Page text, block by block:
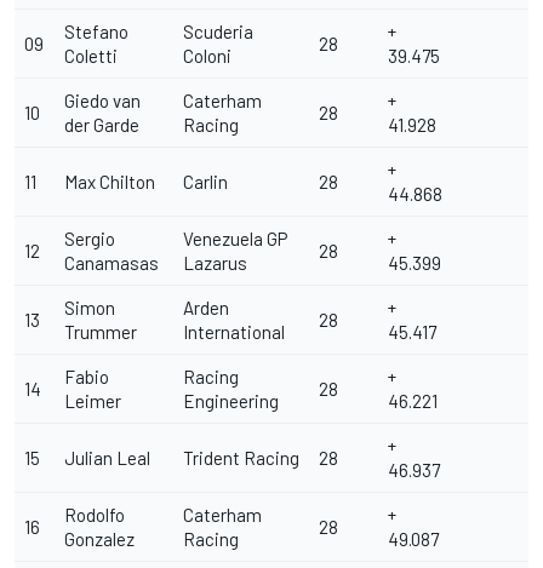
09
Stefano
Coletti
Scuderia
Coloni
28
+
39.475
10
Giedo van
der Garde
Caterham
Racing
28
+
41.928
11 Max Chilton Carlin 28
+
44.868
12
Sergio
Canamasas
Venezuela GP
Lazarus
28
+
45.399
13
Simon
Trummer
Arden
International
28
+
45.417
14
Fabio
Leimer
Racing
Engineering
28
+
46.221
15 Julian Leal Trident Racing 28
+
46.937
16
Rodolfo
Gonzalez
Caterham
Racing
28
+
49.087